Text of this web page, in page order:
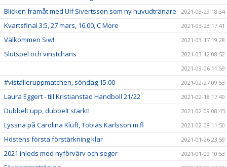
Blicken framåt med Ulf Sivertsson som ny huvudtränare 2021-03-29 18:34
Kvartsfinal 3:5, 27 mars, 16.00, C More 2021-03-23 17:41
Välkommen Siw! 2021-03-17 19:28
Slutspel och vinstchans
2021-03-12 08:52
2021-03-06 11:59
#viställeruppmatchen, söndag 15.00 2021-02-27 09:53
Laura Eggert - till Kristianstad Handboll 21/22 2021-02-18 17:40
Dubbelt upp, dubbelt starkt! 2021-02-09 08:45
Lyssna på Carolina Klüft, Tobias Karlsson m fl 2021-02-08 11:50
Höstens första förstärkning klar 2021-01-26 23:59
2021 inleds med nyförvärv och seger 2021-01-09 10:53